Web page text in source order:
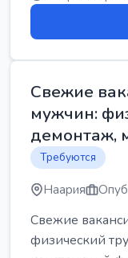
Свежие
мужчин:
демонтаж,
Требуются
Наария
Свежие
физический